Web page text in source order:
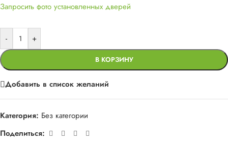
Запросить фото установленных дверей
- +
В КОРЗИНУ
Добавить в список желаний
Категория: Без категории
Поделиться: